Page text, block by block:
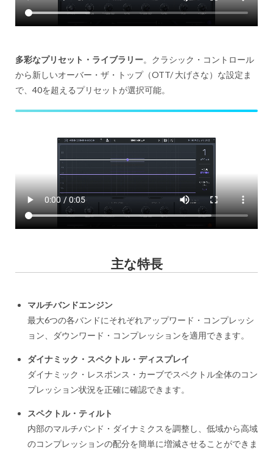
多彩なプリセット・ライブラリー。クラシック・コントロール
から新しいオーバー・ザ・トップ（OTT/ 大げさな）な設定ま
で、40を超えるプリセットが選択可能。
主な特長
マルチバンドエンジン
最大6つの各バンドにそれぞれアップワード・コンプレッシ
ョン、ダウンワード・コンプレッションを適用できます。
ダイナミック・スペクトル・ディスプレイ
ダイナミック・レスポンス・カーブでスペクトル全体のコン
プレッション状況を正確に確認できます。
スペクトル・ティルト
内部のマルチバンド・ダイナミクスを調整し、低域から高域
のコンプレッションの配分を簡単に増減させることができま